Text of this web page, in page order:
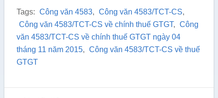
Tags: Công văn 4583, Công văn 4583/TCT-CS,
Công văn 4583/TCT-CS về chính thuế GTGT, Công
văn 4583/TCT-CS về chính thuế GTGT ngày 04
tháng 11 năm 2015, Công văn 4583/TCT-CS về thuế
GTGT